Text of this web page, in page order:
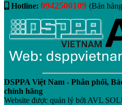
Hotline: 0942500109 (Bán
DSPPA Việt Nam - Phân phối,
chính hãng
Website được quản lý bởi AVL